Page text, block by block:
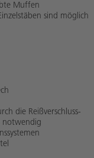
Muffen
sind möglich
die Reißverschluss-
notwendig